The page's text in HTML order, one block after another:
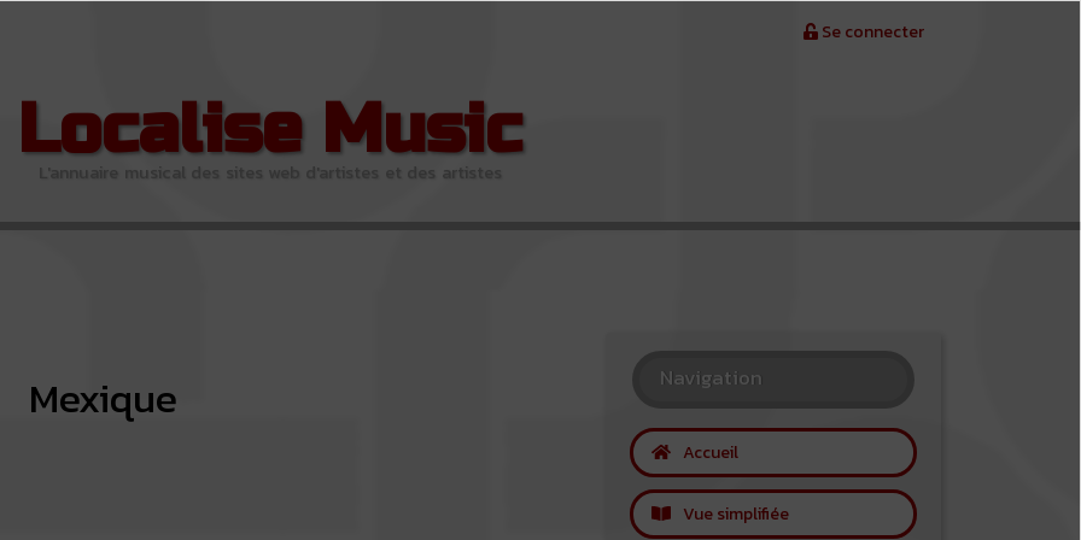
Se connecter
Localise Music
L'annuaire musical des sites web d'artistes et des artistes
Mexique Navigation
Accueil
Vue simplifiée